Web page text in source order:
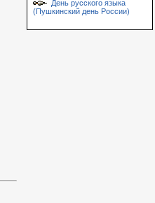
День русского языка
(Пушкинский день России)